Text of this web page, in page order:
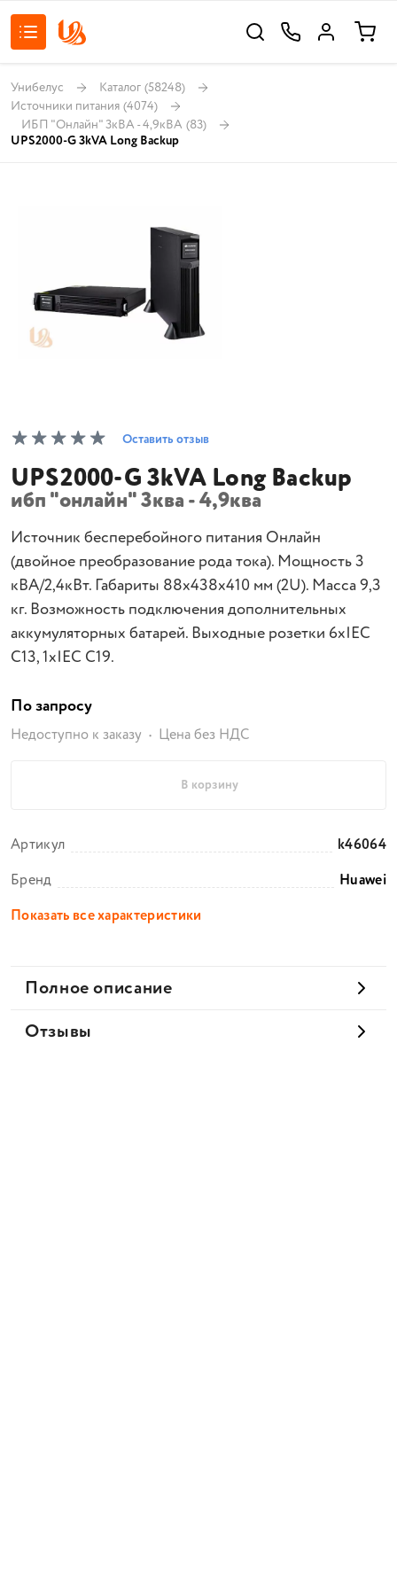
Унибелус Каталог (58248)
Источники питания (4074)
ИБП "Онлайн" 3кВА - 4,9кВА (83)
UPS2000-G 3kVA Long Backup
Оставить отзыв
UPS2000-G 3kVA Long Backup
ибп "онлайн" 3ква - 4,9ква
Источник бесперебойного питания Онлайн
(двойное преобразование рода тока). Мощность 3
кВА/2,4кВт. Габариты 88х438х410 мм (2U). Масса 9,3
кг. Возможность подключения дополнительных
аккумуляторных батарей. Выходные розетки 6хIEC
C13, 1хIEC C19.
По запросу
Недоступно к заказу Цена без НДС
В корзину
Артикул
k46064
Бренд
Huawei
Показать все характеристики
Полное описание
Отзывы